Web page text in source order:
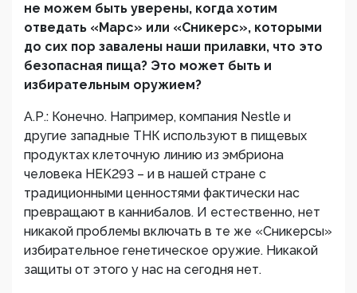
не можем быть уверены, когда хотим
отведать «Марс» или «Сникерс», которыми
до сих пор завалены наши прилавки, что это
безопасная пища? Это может быть и
избирательным оружием?
А.Р.: Конечно. Например, компания Nestle и
другие западные ТНК используют в пищевых
продуктах клеточную линию из эмбриона
человека HEK293 – и в нашей стране с
традиционными ценностями фактически нас
превращают в каннибалов. И естественно, нет
никакой проблемы включать в те же «Сникерсы»
избирательное генетическое оружие. Никакой
защиты от этого у нас на сегодня нет.